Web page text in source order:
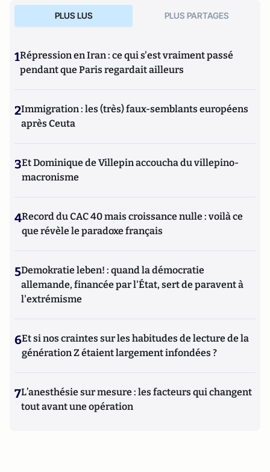
PLUS LUS PLUS PARTAGES
1Répression en Iran : ce qui s'est vraiment passé
pendant que Paris regardait ailleurs
2Immigration : les (très) faux-semblants européens
après Ceuta
3Et Dominique de Villepin accoucha du villepino-
macronisme
4Record du CAC 40 mais croissance nulle : voilà ce
que révèle le paradoxe français
5Demokratie leben! : quand la démocratie
allemande, financée par l'État, sert de paravent à
l'extrémisme
6Et si nos craintes sur les habitudes de lecture de la
génération Z étaient largement infondées ?
7L’anesthésie sur mesure : les facteurs qui changent
tout avant une opération